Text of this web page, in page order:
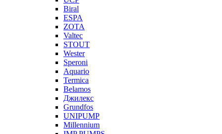
Biral
ESPA
ZOTA
Valtec
STOUT
Wester
Speroni
Aquario
Termica
Belamos
Джилекс
Grundfos
UNIPUMP
Millennium